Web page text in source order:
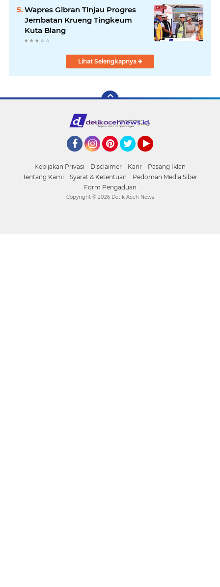
Wapres Gibran Tinjau Progres
Jembatan Krueng Tingkeum
Kuta Blang
Lihat Selengkapnya
Kebijakan Privasi Disclaimer Karir
Pasang Iklan
Tentang Kami
Syarat & Ketentuan
Pedoman Media Siber
Form Pengaduan
Copyright © 2026 Detik Aceh News